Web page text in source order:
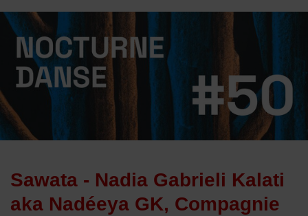
Sawata - Nadia Gabrieli Kalati
aka Nadéeya GK, Compagnie